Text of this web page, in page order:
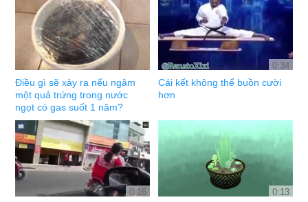
Điều gì sẽ xảy ra nếu ngâm
một quả trứng trong nước
ngọt có gas suốt 1 năm?
0:34
Cái kết không thể buồn cười
hơn
0:16 0:13